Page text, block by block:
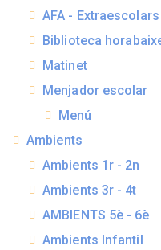
AFA - Extraescolars
Biblioteca
Matinet
Menjador escolar
Menú
Ambients
Ambients 1r - 2n
Ambients 3r - 4t
AMBIENTS 5è - 6è
Ambients Infantil